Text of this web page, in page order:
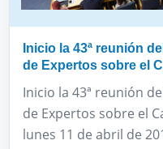
Inicio la 43ª reunión
de Expertos sobre el
Inicio la 43ª reunión
de Expertos sobre el
lunes 11 de abril de